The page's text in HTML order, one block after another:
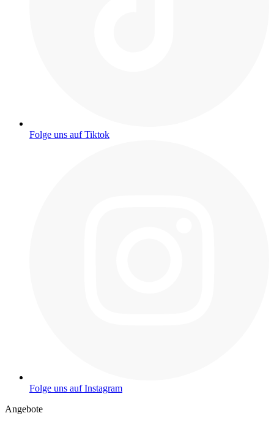
Folge uns auf Tiktok
Folge uns auf Instagram
Angebote